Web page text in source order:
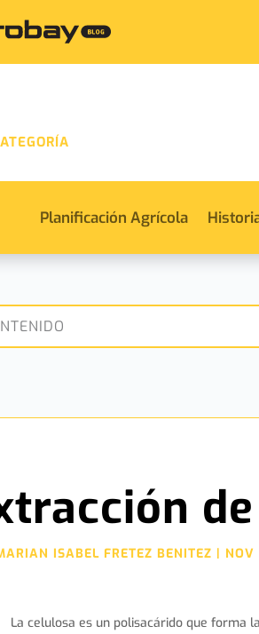
Planificación Agrícola
ISABEL FRETEZ BENITEZ |
La celulosa es un polisacárido que forma